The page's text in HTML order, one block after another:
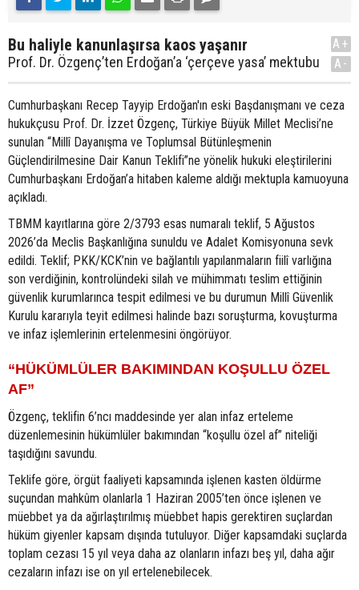
Bu haliyle kanunlaşırsa kaos yaşanır
Prof. Dr. Özgenç’ten Erdoğan’a ‘çerçeve yasa’ mektubu
A+
A-
Cumhurbaşkanı Recep Tayyip Erdoğan'ın eski Başdanışmanı ve ceza
hukukçusu Prof. Dr. İzzet Özgenç, Türkiye Büyük Millet Meclisi’ne
sunulan “Millî Dayanışma ve Toplumsal Bütünleşmenin
Güçlendirilmesine Dair Kanun Teklifi”ne yönelik hukuki eleştirilerini
Cumhurbaşkanı Erdoğan’a hitaben kaleme aldığı mektupla kamuoyuna
açıkladı.
TBMM kayıtlarına göre 2/3793 esas numaralı teklif, 5 Ağustos
2026’da Meclis Başkanlığına sunuldu ve Adalet Komisyonuna sevk
edildi. Teklif; PKK/KCK’nin ve bağlantılı yapılanmaların fiilî varlığına
son verdiğinin, kontrolündeki silah ve mühimmatı teslim ettiğinin
güvenlik kurumlarınca tespit edilmesi ve bu durumun Millî Güvenlik
Kurulu kararıyla teyit edilmesi halinde bazı soruşturma, kovuşturma
ve infaz işlemlerinin ertelenmesini öngörüyor.
“HÜKÜMLÜLER BAKIMINDAN KOŞULLU ÖZEL
AF”
Özgenç, teklifin 6’ncı maddesinde yer alan infaz erteleme
düzenlemesinin hükümlüler bakımından “koşullu özel af” niteliği
taşıdığını savundu.
Teklife göre, örgüt faaliyeti kapsamında işlenen kasten öldürme
suçundan mahkûm olanlarla 1 Haziran 2005’ten önce işlenen ve
müebbet ya da ağırlaştırılmış müebbet hapis gerektiren suçlardan
hüküm giyenler kapsam dışında tutuluyor. Diğer kapsamdaki suçlarda
toplam cezası 15 yıl veya daha az olanların infazı beş yıl, daha ağır
cezaların infazı ise on yıl ertelenebilecek.